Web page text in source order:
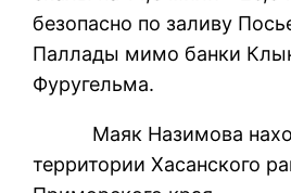
безопасно по заливу
Паллады мимо банки
Фуругельма.
Маяк Назимова
территории Хасанского